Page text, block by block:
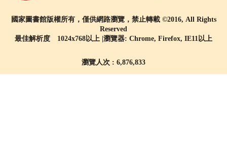
國家圖書館版權所有，僅供網路瀏覽，禁止轉載 ©2016, All Rights
Reserved
最佳解析度 1024x768以上 |瀏覽器: Chrome, Firefox, IE11以上
瀏覽人次 : 6,876,833